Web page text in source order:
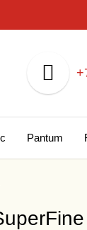
Pantum